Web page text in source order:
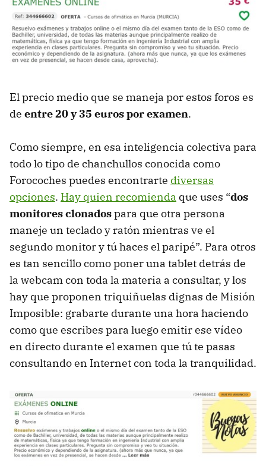
El precio medio que se maneja por estos foros es
de entre 20 y 35 euros por examen.
Como siempre, en esa inteligencia colectiva para
todo lo tipo de chanchullos conocida como
Forocoches puedes encontrarte diversas
opciones. Hay quien recomienda que uses “dos
monitores clonadospara que otra persona
maneje un teclado y ratón mientras ve el
segundo monitor y tú haces el paripé”. Para otros
es tan sencillo como poner una tablet detrás de
la webcam con toda la materia a consultar, y los
hay que proponen triquiñuelas dignas de Misión
Imposible: grabarte durante una hora haciendo
como que escribes para luego emitir ese vídeo
en directo durante el examen que tú te pasas
consultando en Internet con toda la tranquilidad.